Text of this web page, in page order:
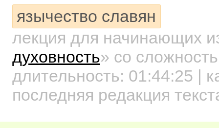
язычество славян
лекция для начинающих
духовность» со
длительность: 01:44:25 |
последняя редакция